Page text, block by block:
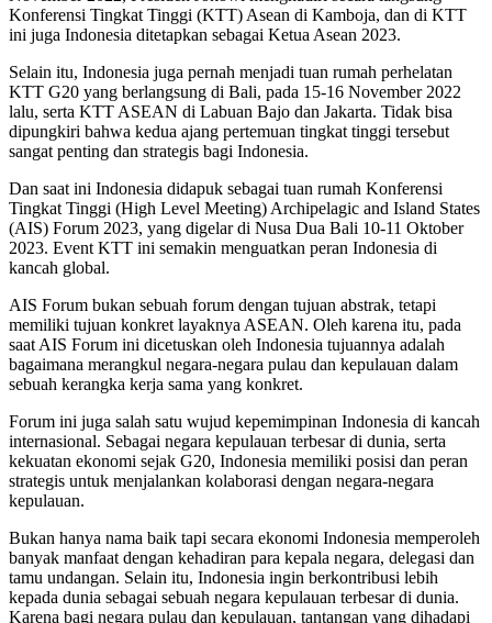
Konferensi Tingkat Tinggi (KTT) Asean di Kamboja, dan di KTT
ini juga Indonesia ditetapkan sebagai Ketua Asean 2023.
Selain itu, Indonesia juga pernah menjadi tuan rumah perhelatan
KTT G20 yang berlangsung di Bali, pada 15-16 November 2022
lalu, serta KTT ASEAN di Labuan Bajo dan Jakarta. Tidak bisa
dipungkiri bahwa kedua ajang pertemuan tingkat tinggi tersebut
sangat penting dan strategis bagi Indonesia.
Dan saat ini Indonesia didapuk sebagai tuan rumah Konferensi
Tingkat Tinggi (High Level Meeting) Archipelagic and Island States
(AIS) Forum 2023, yang digelar di Nusa Dua Bali 10-11 Oktober
2023. Event KTT ini semakin menguatkan peran Indonesia di
kancah global.
AIS Forum bukan sebuah forum dengan tujuan abstrak, tetapi
memiliki tujuan konkret layaknya ASEAN. Oleh karena itu, pada
saat AIS Forum ini dicetuskan oleh Indonesia tujuannya adalah
bagaimana merangkul negara-negara pulau dan kepulauan dalam
sebuah kerangka kerja sama yang konkret.
Forum ini juga salah satu wujud kepemimpinan Indonesia di kancah
internasional. Sebagai negara kepulauan terbesar di dunia, serta
kekuatan ekonomi sejak G20, Indonesia memiliki posisi dan peran
strategis untuk menjalankan kolaborasi dengan negara-negara
kepulauan.
Bukan hanya nama baik tapi secara ekonomi Indonesia memperoleh
banyak manfaat dengan kehadiran para kepala negara, delegasi dan
tamu undangan. Selain itu, Indonesia ingin berkontribusi lebih
kepada dunia sebagai sebuah negara kepulauan terbesar di dunia.
Karena bagi negara pulau dan kepulauan, tantangan yang dihadapi